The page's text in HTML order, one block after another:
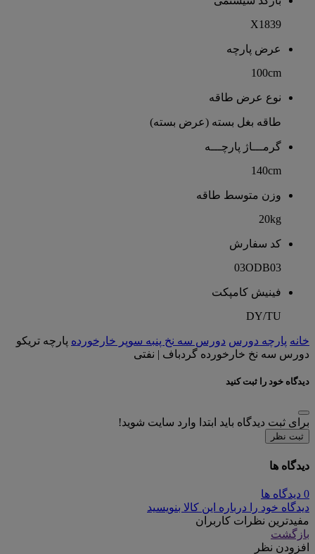
X1839
عرض پارچه
100cm
نوع عرض طاقه
طاقه بغل بسته (عرض بسته)
گرمـــاژ پارچـــه
140cm
وزن متوسط طاقه
20kg
کد سفارش
03ODB03
فینیش کامپکت
DY/TU
خانه پارچه دورس دورس سه نخ پنبه سوپر خارخورده پارچه تریکو
دورس سه نخ خارخورده گردباف | نفتی
دیدگاه خود را ثبت کنید
برای ثبت دیدگاه باید ابتدا وارد سایت شوید!
ثبت نظر
دیدگاه ها
0 دیدگاه ها
دیدگاه خود را درباره این کالا بنویسید
مفیدترین نظرات کاربران
بازگشت
افزودن نظر